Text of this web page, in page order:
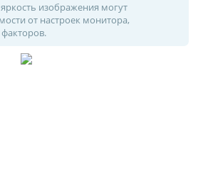
изображения могут
от настроек монитора,